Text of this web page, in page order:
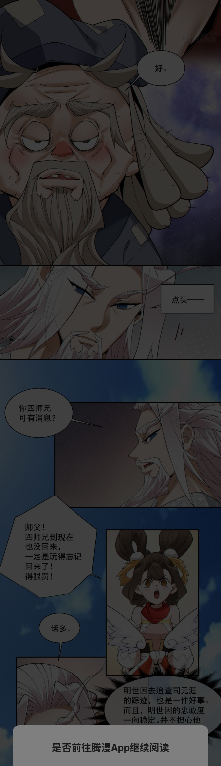
是否前往腾漫App继续阅读